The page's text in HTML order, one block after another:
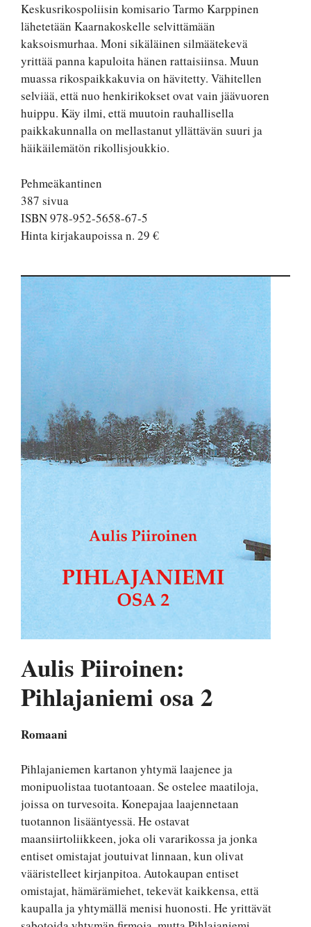
Keskusrikospoliisin komisario Tarmo Karppinen
lähetetään Kaarnakoskelle selvittämään
kaksoismurhaa. Moni sikäläinen silmäätekevä
yrittää panna kapuloita hänen rattaisiinsa. Muun
muassa rikospaikkakuvia on hävitetty. Vähitellen
selviää, että nuo henkirikokset ovat vain jäävuoren
huippu. Käy ilmi, että muutoin rauhallisella
paikkakunnalla on mellastanut yllättävän suuri ja
häikäilemätön rikollisjoukkio.
Pehmeäkantinen
387 sivua
ISBN 978-952-5658-67-5
Hinta kirjakaupoissa n. 29 €
Aulis Piiroinen:
Pihlajaniemi osa 2
Romaani
Pihlajaniemen kartanon yhtymä laajenee ja
monipuolistaa tuotantoaan. Se ostelee maatiloja,
joissa on turvesoita. Konepajaa laajennetaan
tuotannon lisääntyessä. He ostavat
maansiirtoliikkeen, joka oli vararikossa ja jonka
entiset omistajat joutuivat linnaan, kun olivat
vääristelleet kirjanpitoa. Autokaupan entiset
omistajat, hämärämiehet, tekevät kaikkensa, että
kaupalla ja yhtymällä menisi huonosti. He yrittävät